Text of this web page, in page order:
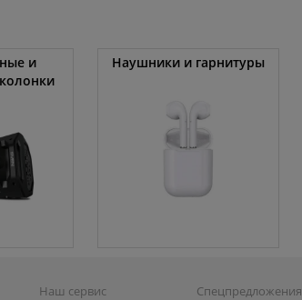
и
Наушники и гарнитуры
Наш сервис
Спецпредложения